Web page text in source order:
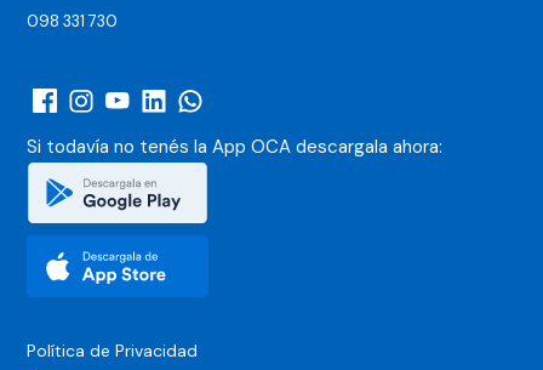
098 331 730
Si todavía no tenés la App OCAdescargala ahora:
Política de Privacidad